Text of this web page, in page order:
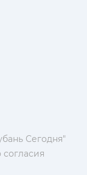
Сегодня"